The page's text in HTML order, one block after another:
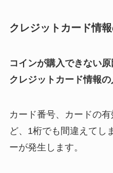
クレジットカード情
コインが購入できない原
クレジットカード情報の
カード番号、カードの
ど、1桁でも間違えてし
ーが発生します。